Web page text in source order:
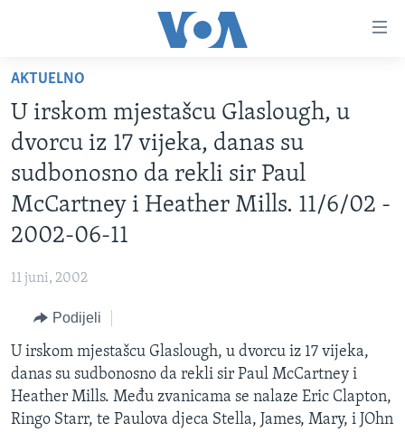
glavni
sadržaj
Pređi
na
glavnu
navigaciju
Idi
na
TV PROGRAM
VIDEO
FOTOGRAFIJE DANA
VIJESTI
SJEDINJENE AMERIČKE DRŽAVE
NAUKA I TEHNOLOGIJA
KORUPCIJA
SLOBODA MEDIJA
ŽENSKA STRANA
IZBJEGLIČKA STRANA
MAGAZIN
AKTUELNO
U irskom mjestašcu Glaslough, u
dvorcu iz 17 vijeka, danas su
sudbonosno da rekli sir Paul
McCartney i Heather Mills. 11/6/02 -
2002-06-11
11 juni, 2002
Podijeli
U irskom mjestašcu Glaslough, u dvorcu iz 17 vijeka,
danas su sudbonosno da rekli sir Paul McCartney i
Heather Mills. Među zvanicama se nalaze Eric Clapton,
Ringo Starr, te Paulova djeca Stella, James, Mary, i JOhn